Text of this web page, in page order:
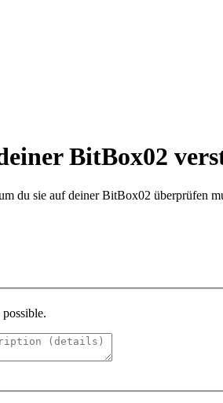
BitBox02
du sie auf deiner BitBox02 überprüfen